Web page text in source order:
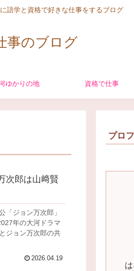
語学と資格で好きな仕事をするブログ
事のブログ
ゆかりの地 資格で仕事
次郎は山﨑賢
「ジョン万次郎」
年の大河ドラマ
ジョン万次郎の共
2026.04.19
プロ